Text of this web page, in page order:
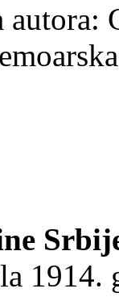
autora:
1914.